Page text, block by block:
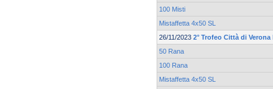
100 Misti
Mistaffetta 4x50 SL
26/11/2023 2° Trofeo Città di
50 Rana
100 Rana
Mistaffetta 4x50 SL